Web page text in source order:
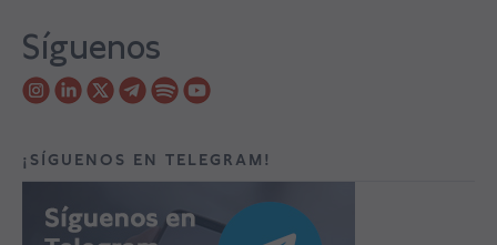
Síguenos
¡SÍGUENOS EN TELEGRAM!